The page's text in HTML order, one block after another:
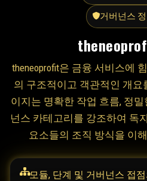
거버넌스
theneoprofit은 금융 서비스에
의 구조적이고 객관적인 개
이지는 명확한 작업 흐름, 정
넌스 카테고리를 강조하여 독
요소들의 조직 방식을 이
모듈, 단계 및 거버넌스 접